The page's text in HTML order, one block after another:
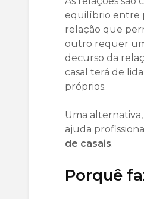
equilíbrio entre
relação que
outro requer
decurso da
casal terá de
próprios.
Uma
ajuda
de casais.
Porquê